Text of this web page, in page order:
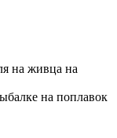
на живца на
на поплавок